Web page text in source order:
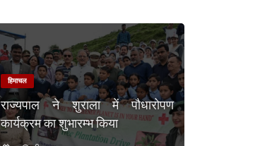
हिमाचल
राज्यपाल ने शुराला में पौधारोपण
कार्यक्रम का शुभारम्भ किया